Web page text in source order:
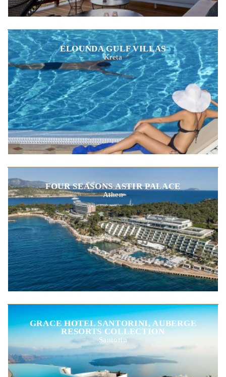
ELOUNDA GULF VILLAS
Kreta
FOUR SEASONS ASTIR PALACE
Athen
GRACE HOTEL SANTORINI, AUBERGE
RESORTS COLLECTION
Santorin